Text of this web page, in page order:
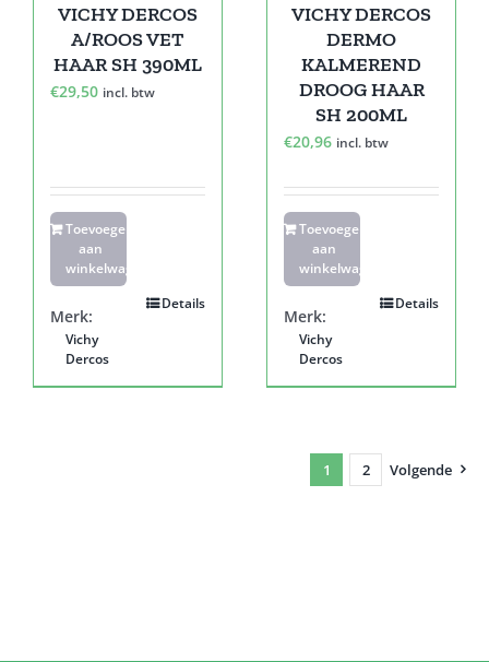
VICHY DERCOS
A/ROOS VET
HAAR SH 390ML
€29,50 incl. btw
Toevoegen
aan
winkelwagen
Details
Merk:
Vichy
Dercos
VICHY DERCOS
DERMO
KALMEREND
DROOG HAAR
SH 200ML
€20,96 incl. btw
Toevoegen
aan
winkelwagen
Details
Merk:
Vichy
Dercos
1 2 Volgende